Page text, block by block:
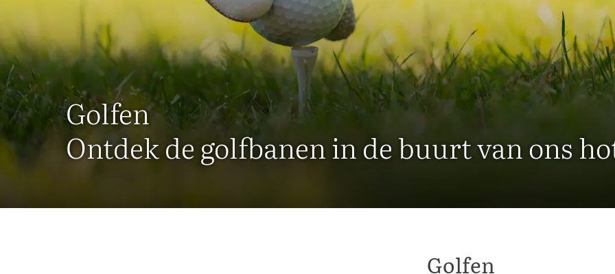
Golfen
Ontdek de golfbanen in de buurt van ons
Golfen